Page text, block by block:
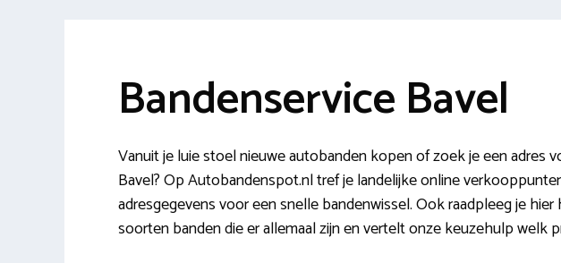
Bandenservice Bavel
Vanuit je luie stoel nieuwe autobanden kopen of zoek je een adres
Bavel? Op Autobandenspot.nl tref je landelijke online
adresgegevens voor een snelle bandenwissel. Ook raadpleeg je
soorten banden die er allemaal zijn en vertelt onze keuzehulp welk